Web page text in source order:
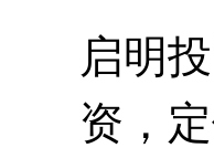
启明
资，